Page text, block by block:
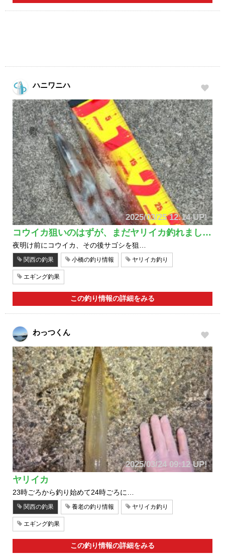
ハニワニハ
2025/03/25 12:14 UP!
コウイカ狙いのはずが、まだヤリイカ釣れまし…
夜明け前にコウイカ、その後サゴシを狙…
関西の釣果 小橋の釣り情報 ヤリイカ釣り
エギング釣果
この釣り情報の詳細をみる
わっつくん
2025/03/24 09:12 UP!
ヤリイカ
23時ごろから釣り始めて24時ごろに…
関西の釣果 養老の釣り情報 ヤリイカ釣り
エギング釣果
この釣り情報の詳細をみる